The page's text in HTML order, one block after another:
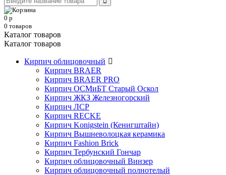
0 р
0 товаров
Каталог товаров
Каталог товаров
Кирпич облицовочный
Кирпич BRAER
Кирпич BRAER PRO
Кирпич ОСМиБТ Старый Оскол
Кирпич ЖКЗ Железногорский
Кирпич ЛСР
Кирпич RECKE
Кирпич Konigstein (Кенигштайн)
Кирпич Вышневолоцкая керамика
Кирпич Fashion Brick
Кирпич Тербунский Гончар
Кирпич облицовочный Винзер
Кирпич облицовочный полнотелый